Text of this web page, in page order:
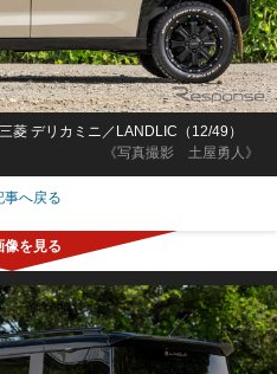
《写真撮影 土屋勇人》
菱 デリカミニ／LANDLIC（12/49）
事へ戻る